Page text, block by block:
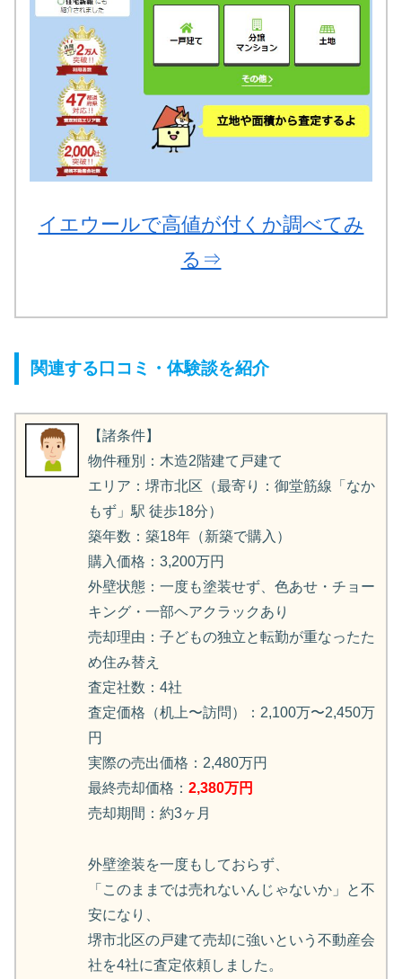
イエウールで高値が付くか調べてみ
る⇒
関連する口コミ・体験談を紹介
【諸条件】
物件種別：木造2階建て戸建て
エリア：堺市北区（最寄り：御堂筋線「なか
もず」駅 徒歩18分）
築年数：築18年（新築で購入）
購入価格：3,200万円
外壁状態：一度も塗装せず、色あせ・チョー
キング・一部ヘアクラックあり
売却理由：子どもの独立と転勤が重なったた
め住み替え
査定社数：4社
査定価格（机上〜訪問）：2,100万〜2,450万
円
実際の売出価格：2,480万円
最終売却価格： 2,380万円
売却期間：約3ヶ月
外壁塗装を一度もしておらず、
「このままでは売れないんじゃないか」と不
安になり、
堺市北区の戸建て売却に強いという不動産会
社を4社に査定依頼しました。